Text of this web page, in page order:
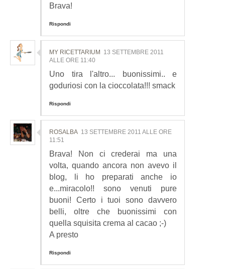
Brava!
Rispondi
MY RICETTARIUM 13 SETTEMBRE 2011
ALLE ORE 11:40
Uno tira l'altro... buonissimi.. e
goduriosi con la cioccolata!!! smack
Rispondi
ROSALBA 13 SETTEMBRE 2011 ALLE ORE
11:51
Brava! Non ci crederai ma una
volta, quando ancora non avevo il
blog, li ho preparati anche io
e...miracolo!! sono venuti pure
buoni! Certo i tuoi sono davvero
belli, oltre che buonissimi con
quella squisita crema al cacao ;-)
A presto
Rispondi